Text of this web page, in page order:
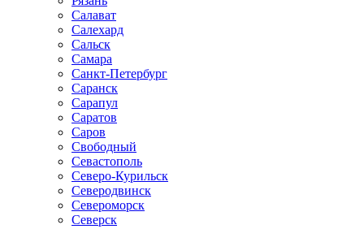
Салават
Салехард
Сальск
Самара
Санкт-Петербург
Саранск
Сарапул
Саратов
Саров
Свободный
Севастополь
Северо-Курильск
Северодвинск
Североморск
Северск